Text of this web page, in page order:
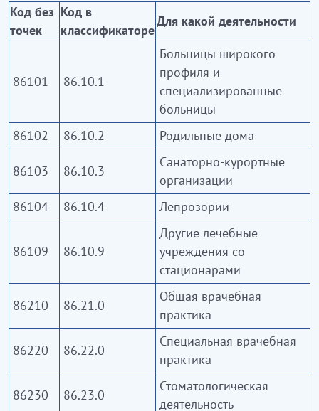
пребыванием пациентов, санаториев,
профилакториев, психиатрических,
наркологических больниц, реабилитационных
центров, лепрозориев и других учреждений
здравоохранения, имеющих условия для
пребывания пациентов, осуществляющих
диагностику, лечение, профилактику и
медицинскую реабилитацию пациентов с
широким спектром медицинских показаний.
Данный раздел также включает медицинские
консультации и лечение в области общей и
специализированной медицины,
предоставляемые врачами общего профиля
(терапевтами), врачами-специалистами и
хирургами. К данному разделу также относятся
стоматологическая деятельность общего и
специального характера, а также деятельность в
области ортодонтии. Дополнительно, данный
раздел включает деятельность по проведению
оздоровительных мероприятий, выполняемых не
организациями, оказывающими медицинскую
Код без
точек
Код в
классификаторе
Для какой деятельности
86101 86.10.1
Больницы широкого
профиля и
специализированные
больницы
86102
86.10.2 Родильные дома
86103 86.10.3
Санаторно-курортные
организации
86104
86.10.4 Лепрозории
86109 86.10.9
Другие лечебные
учреждения со
стационарами
86210 86.21.0
Общая врачебная
практика
86220 86.22.0
Специальная врачебная
практика
86230 86.23.0
Стоматологическая
деятельность